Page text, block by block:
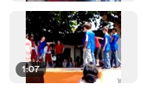
1:07